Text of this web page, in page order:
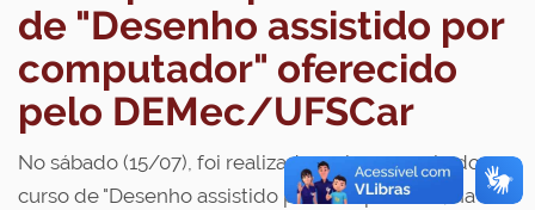
de "Desenho assistido por
computador" oferecido
pelo DEMec/UFSCar
No sábado (15/07), foi realizada mais uma aula do
curso de "Desenho assistido por Computador", na